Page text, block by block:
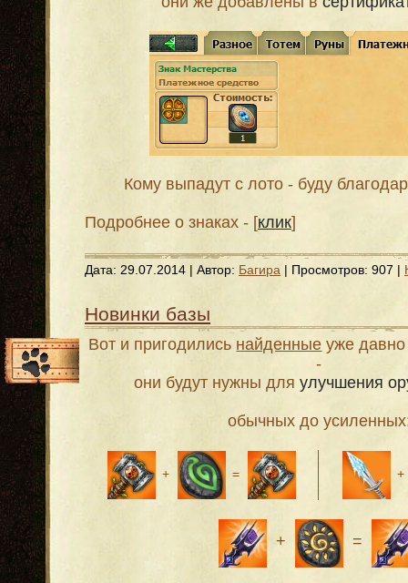
Кому выпадут с лото - буду
Подробнее о знаках - [клик]
Дата: 29.07.2014 | Автор: Багира | Просмотров: 907 |
Новинки базы
Вот и пригодились найденные уже
-
они будут нужны дляулучшения
обычных до
+ =
+ =